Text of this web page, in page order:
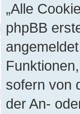
„Alle
phpBB
sofern von
der An-